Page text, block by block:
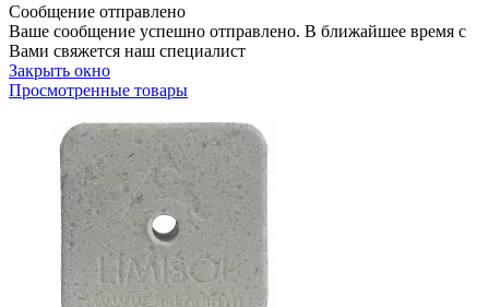
Сообщение отправлено
Ваше сообщение успешно отправлено. В ближайшее время с
Вами свяжется наш специалист
Закрыть окно
Просмотренные товары